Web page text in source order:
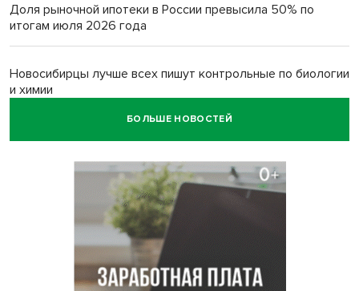
Доля рыночной ипотеки в России превысила 50% по
итогам июля 2026 года
Новосибирцы лучше всех пишут контрольные по биологии
и химии
Нейросеть для диагностики депрессии в крови создали в
Двум бойцам СВО после минно-взрывной травмы
«оживили» нервы в Новосибирске
Персидский ковер «108 шахов» впервые вывезли из музея
Востока в Новосибирск
БОЛЬШЕ НОВОСТЕЙ